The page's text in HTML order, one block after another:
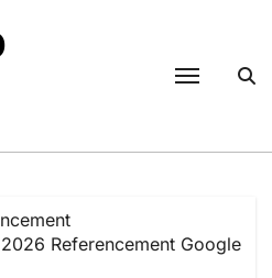
Referencement Google